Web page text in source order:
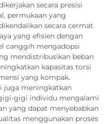
secara presisi
permukaan yang
secara cermat
yang efisien dengan
canggih mengadopsi
mendistribusikan beban
kapasitas torsi
yang kompak.
juga meningkatkan
gigi individu mengalami
yang dapat menyebabkan
menggunakan proses